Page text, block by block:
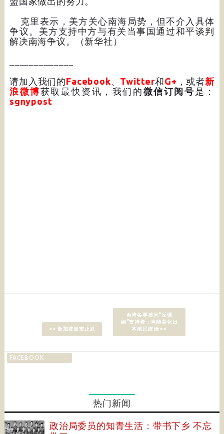
克里表示，美方关心南海局势，但不介入具体
争议。美方支持中方与有关当事国通过和平谈判
解决南海争议。（新华社）
请加入我们的Facebook、 Twitter和G+ ，或者新
浪微博获取最快资讯，我们的 微信订阅号 是：
sgnypost
<< 新加坡股市止跌
台湾各界质问“反课
纲”支持者：岂能美化日
本殖民统治 >>
FACEBOOK
热门新闻
政治局委员的知青生活：带书下乡 不忘